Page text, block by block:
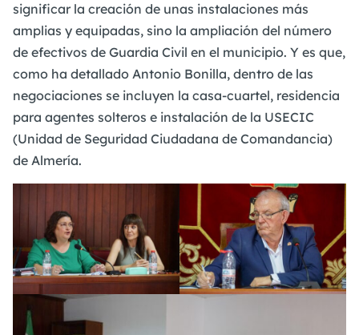
significar la creación de unas instalaciones más
amplias y equipadas, sino la ampliación del número
de efectivos de Guardia Civil en el municipio. Y es que,
como ha detallado Antonio Bonilla, dentro de las
negociaciones se incluyen la casa-cuartel, residencia
para agentes solteros e instalación de la USECIC
(Unidad de Seguridad Ciudadana de Comandancia)
de Almería.